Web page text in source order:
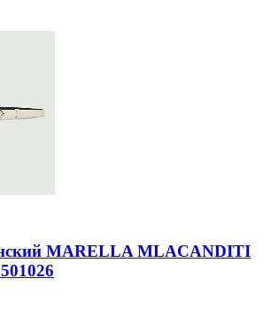
MARELLA MLACANDITI